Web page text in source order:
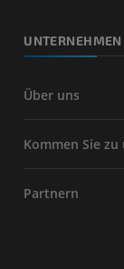
UNTERNEHMEN
Über uns
Kommen Sie zu
Partnern